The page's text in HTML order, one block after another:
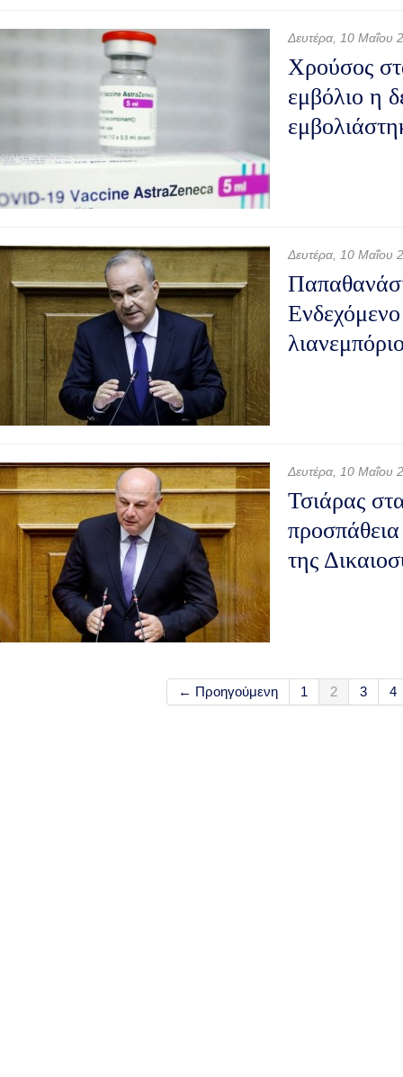
Δευτέρα, 10 Μαΐου
Χρούσος
εμβόλιο η
Δευτέρα, 10 Μαΐου
Δευτέρα, 10 Μαΐου
Τσιάρας
της
← Προηγούμενη 1 2 3 4